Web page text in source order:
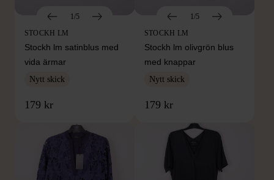
1/5
STOCKH LM
Stockh lm satinblus med
vida ärmar
Nytt skick
179 kr
1/5
STOCKH LM
Stockh lm olivgrön blus
med knappar
Nytt skick
179 kr